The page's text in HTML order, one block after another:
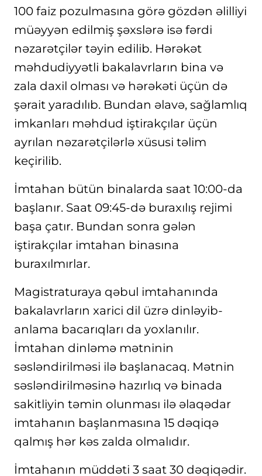
100 faiz pozulmasına görə gözdən əlilliyi
müəyyən edilmiş şəxslərə isə fərdi
nəzarətçilər təyin edilib. Hərəkət
məhdudiyyətli bakalavrların bina və
zala daxil olması və hərəkəti üçün də
şərait yaradılıb. Bundan əlavə, sağlamlıq
imkanları məhdud iştirakçılar üçün
ayrılan nəzarətçilərlə xüsusi təlim
keçirilib.
İmtahan bütün binalarda saat 10:00-da
başlanır. Saat 09:45-də buraxılış rejimi
başa çatır. Bundan sonra gələn
iştirakçılar imtahan binasına
buraxılmırlar.
Magistraturaya qəbul imtahanında
bakalavrların xarici dil üzrə dinləyib-
anlama bacarıqları da yoxlanılır.
İmtahan dinləmə mətninin
səsləndirilməsi ilə başlanacaq. Mətnin
səsləndirilməsinə hazırlıq və binada
sakitliyin təmin olunması ilə əlaqədar
imtahanın başlanmasına 15 dəqiqə
qalmış hər kəs zalda olmalıdır.
İmtahanın müddəti 3 saat 30 dəqiqədir.